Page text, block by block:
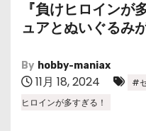
『負けヒロインが
ュアとぬいぐるみ
By hobby-maniax
11月 18, 2024 #
ヒロインが多すぎる！